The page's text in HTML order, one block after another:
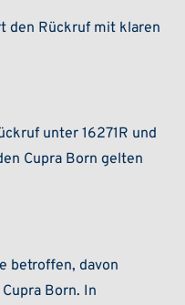
den Rückruf mit klaren
unter 16271R und
Cupra Born gelten
betroffen, davon
Born. In